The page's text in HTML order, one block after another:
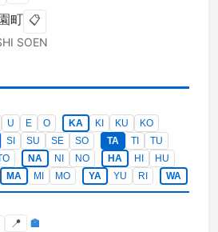
町 📋
SOEN
U E O KA KI KU
KO
SI SU SE SO TA TI
TU
NA NI NO HA HI
HU
MA MI MO YA YU RI WA
📍 🏣